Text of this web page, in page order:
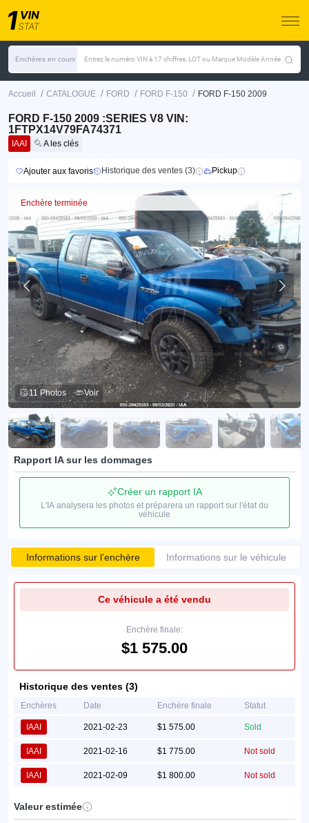
Enchères en cours Entrez le numéro VIN à 17 chiffres, LOT ou Marque Modèle Année
Accueil / CATALOGUE / FORD / FORD F-150 / FORD F-150 2009
FORD F-150 2009 :SERIES V8 VIN:
1FTPX14V79FA74371
IAAI A les clés
Ajouter aux favoris Historique des ventes (3) Pickup
Enchère terminée
11 Photos Voir
Rapport IA sur les dommages
Créer un rapport IA
L'IA analysera les photos et préparera un rapport sur l'état du
véhicule
Informations sur l’enchère Informations sur le véhicule
Ce véhicule a été vendu
Enchère finale:
$1 575.00
Historique des ventes (3)
Enchères Date Enchère finale Statut
IAAI 2021-02-23 $1 575.00 Sold
IAAI 2021-02-16 $1 775.00 Not sold
IAAI 2021-02-09 $1 800.00 Not sold
Valeur estimée